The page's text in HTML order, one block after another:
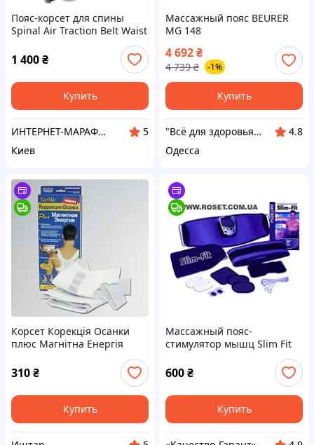
Пояс-корсет для спины
Spinal Air Traction Belt Waist
1 400₴
Купить
ИНТЕРНЕТ-МАРАФЕТ
5
Киев
Массажный пояс BEURER
MG 148
4 692₴
4 739 ₴ -1%
Купить
"Всё для здоровья" Интернет-магазин
4.8
Одесса
Корсет Корекція Осанки
плюс Магнітна Енергія
Біомаг Biomag ПМК- 01(M)В
НАЯВНОСТІ РОЗМІРИ S і
XXL
310₴
Купить
Массажный пояс-
стимулятор мышц Slim Fit
600₴
Купить